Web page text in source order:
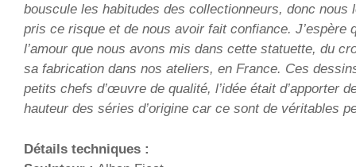
bouscule les habitudes des collectionneurs, donc nous
pris ce risque et de nous avoir fait confiance. J’espère
l’amour que nous avons mis dans cette statuette, du
sa fabrication dans nos ateliers, en France. Ces
petits chefs d’œuvre de qualité, l’idée était d’apporter
hauteur des séries d’origine car ce sont de véritables
Détails techniques :